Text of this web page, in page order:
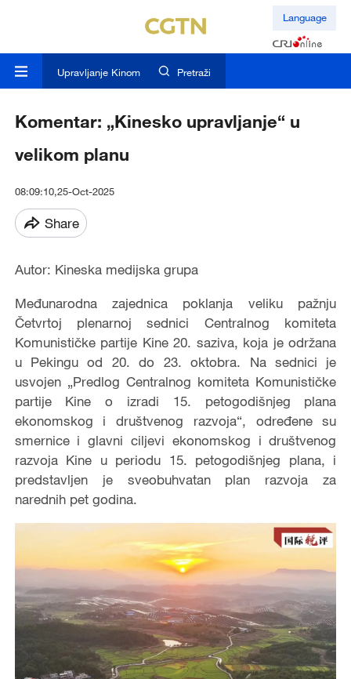
Language
Upravljanje Kinom Pretraži
Komentar: „Kinesko upravljanje“ u
velikom planu
08:09:10,25-Oct-2025
Share
Autor: Kineska medijska grupa
Međunarodna zajednica poklanja veliku pažnju
Četvrtoj plenarnoj sednici Centralnog komiteta
Komunističke partije Kine 20. saziva, koja je održana
u Pekingu od 20. do 23. oktobra. Na sednici je
usvojen „Predlog Centralnog komiteta Komunističke
partije Kine o izradi 15. petogodišnjeg plana
ekonomskog i društvenog razvoja“, određene su
smernice i glavni ciljevi ekonomskog i društvenog
razvoja Kine u periodu 15. petogodišnjeg plana, i
predstavljen je sveobuhvatan plan razvoja za
narednih pet godina.